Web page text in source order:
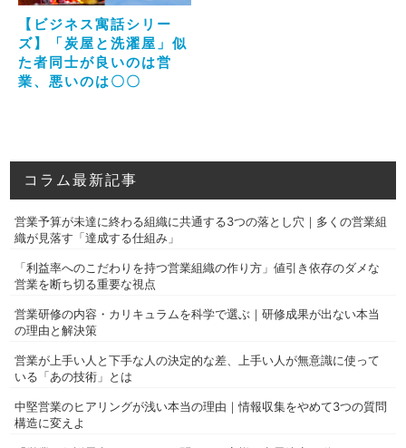
【ビジネス寓話シリー
ズ】「炭屋と洗濯屋」似
た者同士が良いのは営
業、悪いのは〇〇
コラム最新記事
営業予算が未達に終わる組織に共通する3つの落とし穴｜多くの営業組
織が見落す「達成する仕組み」
「利益率へのこだわりを持つ営業組織の作り方」値引き依存のダメな
営業を断ち切る重要な視点
営業研修の内容・カリキュラムを科学で選ぶ｜研修成果が出ない本当
の理由と解決策
営業が上手い人と下手な人の決定的な差、上手い人が無意識に使って
いる「あの技術」とは
中堅営業のヒアリングが浅い本当の理由｜情報収集をやめて3つの質問
構造に変えよ